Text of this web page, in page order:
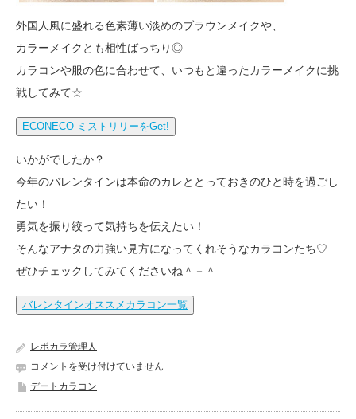
外国人風に盛れる色素薄い淡めのブラウンメイクや、
カラーメイクとも相性ばっちり◎
カラコンや服の色に合わせて、いつもと違ったカラーメイクに挑
戦してみて☆
ECONECO ミストリリーをGet!
いかがでしたか？
今年のバレンタインは本命のカレととっておきのひと時を過ごし
たい！
勇気を振り絞って気持ちを伝えたい！
そんなアナタの力強い見方になってくれそうなカラコンたち♡
ぜひチェックしてみてくださいね＾－＾
バレンタインオススメカラコン一覧
レポカラ管理人
バ
レ
タ
コメントを受け付けていません
デートカラコン